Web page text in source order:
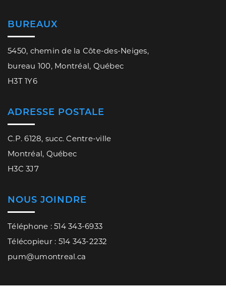
BUREAUX
5450, chemin de la Côte-des-Neiges,
bureau 100, Montréal, Québec
H3T 1Y6
ADRESSE POSTALE
C.P. 6128, succ. Centre-ville
Montréal, Québec
H3C 3J7
NOUS JOINDRE
Téléphone : 514 343-6933
Télécopieur : 514 343-2232
pum@umontreal.ca